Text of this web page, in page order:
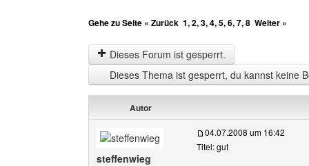
Gehe zu Seite « Zurück 1,2,3,4,5,6,7,8 Weiter »
Dieses Forum ist gesperrt.
Dieses Thema ist gesperrt, du kannst keine
Autor
steffenwieg
04.07.2008 um 16:42
Titel: gut